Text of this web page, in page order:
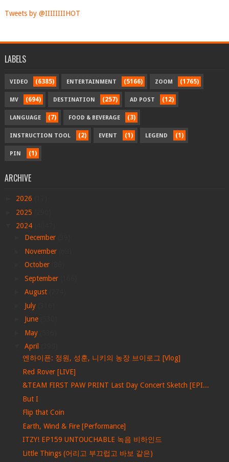
Tweets by @IIIIIIIIHOT
LABELS
VIDEO (6385) ENTERTAINMENT (5166) ZOOM (1765)
MV (694) DESTINATION (257) AD POST (12)
LANGUAGE (7) FOOD & BEVERAGE (3)
INSTRUCTION TOOL (2) EVENT (1) LEGEND (1)
PIN (1)
ARCHIVE
2026
2025
2024
December
November
October
September
August
July
June
May
April
엔하이픈: 정원, 성훈, 니키의 농장 브이로그 [Vlog]
Red Rover [LIVE]
&TEAM FIRST PAW PRINT Last Day Concert Sketch [EPI...
But I
Flip that Coin
Earth, Wind & Fire [Performance]
ITZY! EP159 UNTOUCHABLE 녹음 비하인드
Little Things (어리고 부끄럽고 바보 같은)